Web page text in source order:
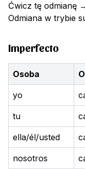
Ćwicz tę odmianę
Odmiana w trybie
Imperfecto
Osoba
yo
tu
ella/él/usted
nosotros